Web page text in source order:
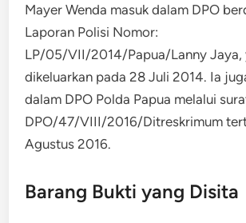
Mayer Wenda masuk dalam DPO
Laporan Polisi Nomor:
LP/05/VII/2014/Papua/Lanny Jaya,
dikeluarkan pada 28 Juli 2014. Ia
dalam DPO Polda Papua melalui
DPO/47/VIII/2016/Ditreskrimum
Agustus 2016.
Barang Bukti yang Disita